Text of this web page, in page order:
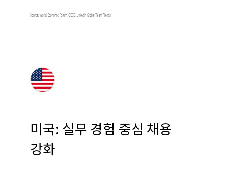
미국: 실무 경험 중심 채용
강화